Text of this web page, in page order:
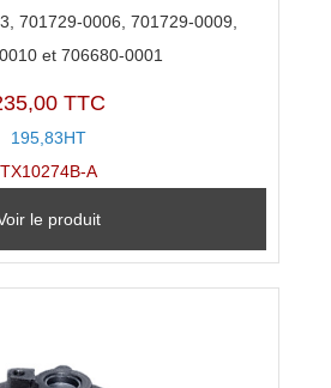
701729-0006, 701729-0009,
et 706680-0001
TTC
195,83HT
TX10274B-A
le produit